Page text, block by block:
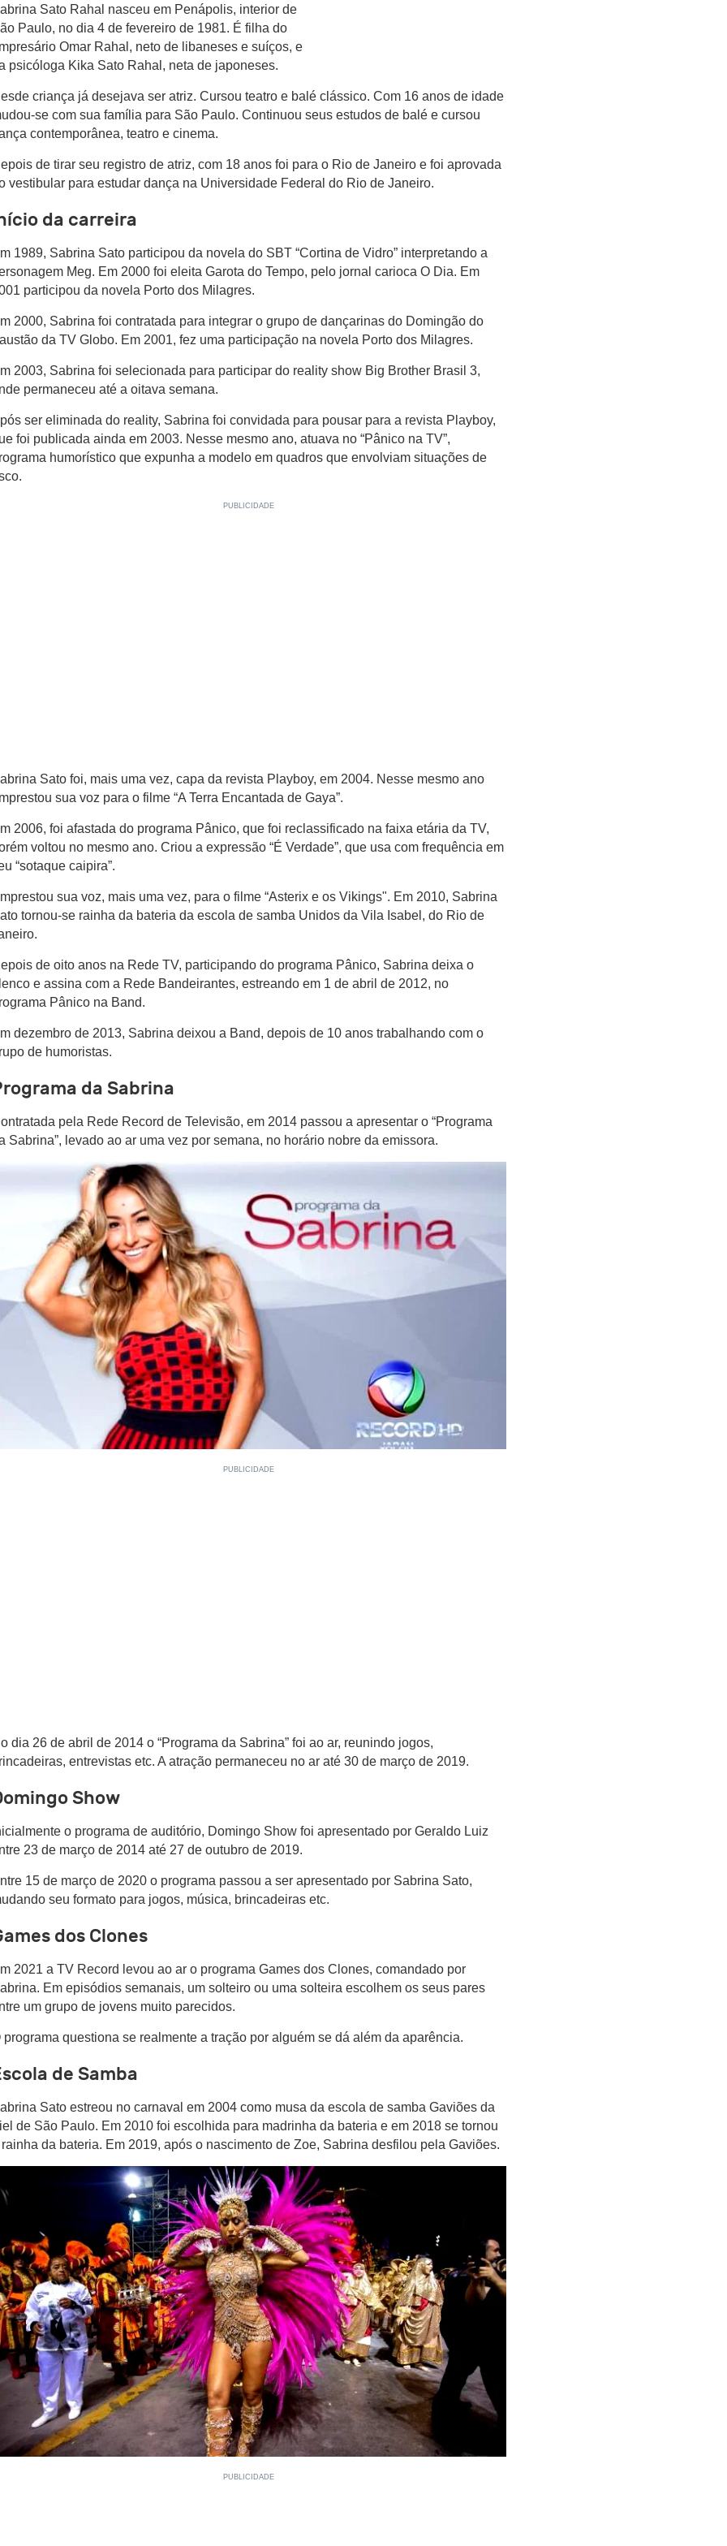
Sato Rahal nasceu em Penápolis, interior de
Paulo, no dia 4 de fevereiro de 1981. É filha do
Omar Rahal, neto de libaneses e suíços, e
psicóloga Kika Sato Rahal, neta de japoneses.
criança já desejava ser atriz. Cursou teatro e balé clássico. Com 16 anos de idade
se com sua família para São Paulo. Continuou seus estudos de balé e cursou
contemporânea, teatro e cinema.
de tirar seu registro de atriz, com 18 anos foi para o Rio de Janeiro e foi aprovada
vestibular para estudar dança na Universidade Federal do Rio de Janeiro.
da carreira
1989, Sabrina Sato participou da novela do SBT “Cortina de Vidro” interpretando a
Meg. Em 2000 foi eleita Garota do Tempo, pelo jornal carioca O Dia. Em
participou da novela Porto dos Milagres.
2000, Sabrina foi contratada para integrar o grupo de dançarinas do Domingão do
da TV Globo. Em 2001, fez uma participação na novela Porto dos Milagres.
2003, Sabrina foi selecionada para participar do reality show Big Brother Brasil 3,
permaneceu até a oitava semana.
ser eliminada do reality, Sabrina foi convidada para pousar para a revista Playboy,
foi publicada ainda em 2003. Nesse mesmo ano, atuava no “Pânico na TV”,
humorístico que expunha a modelo em quadros que envolviam situações de
Sato foi, mais uma vez, capa da revista Playboy, em 2004. Nesse mesmo ano
sua voz para o filme “A Terra Encantada de Gaya”.
2006, foi afastada do programa Pânico, que foi reclassificado na faixa etária da TV,
voltou no mesmo ano. Criou a expressão “É Verdade”, que usa com frequência em
“sotaque caipira”.
sua voz, mais uma vez, para o filme “Asterix e os Vikings". Em 2010, Sabrina
tornou-se rainha da bateria da escola de samba Unidos da Vila Isabel, do Rio de
de oito anos na Rede TV, participando do programa Pânico, Sabrina deixa o
e assina com a Rede Bandeirantes, estreando em 1 de abril de 2012, no
Pânico na Band.
dezembro de 2013, Sabrina deixou a Band, depois de 10 anos trabalhando com o
de humoristas.
da Sabrina
pela Rede Record de Televisão, em 2014 passou a apresentar o “Programa
Sabrina”, levado ao ar uma vez por semana, no horário nobre da emissora.
dia 26 de abril de 2014 o “Programa da Sabrina” foi ao ar, reunindo jogos,
entrevistas etc. A atração permaneceu no ar até 30 de março de 2019.
Show
o programa de auditório, Domingo Show foi apresentado por Geraldo Luiz
23 de março de 2014 até 27 de outubro de 2019.
15 de março de 2020 o programa passou a ser apresentado por Sabrina Sato,
seu formato para jogos, música, brincadeiras etc.
dos Clones
2021 a TV Record levou ao ar o programa Games dos Clones, comandado por
Em episódios semanais, um solteiro ou uma solteira escolhem os seus pares
um grupo de jovens muito parecidos.
programa questiona se realmente a tração por alguém se dá além da aparência.
de Samba
Sato estreou no carnaval em 2004 como musa da escola de samba Gaviões da
de São Paulo. Em 2010 foi escolhida para madrinha da bateria e em 2018 se tornou
da bateria. Em 2019, após o nascimento de Zoe, Sabrina desfilou pela Gaviões.